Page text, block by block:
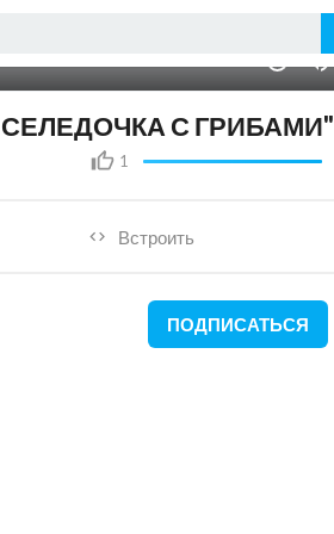
С ГРИБАМИ"
1
Встроить
ПОДПИСАТЬСЯ